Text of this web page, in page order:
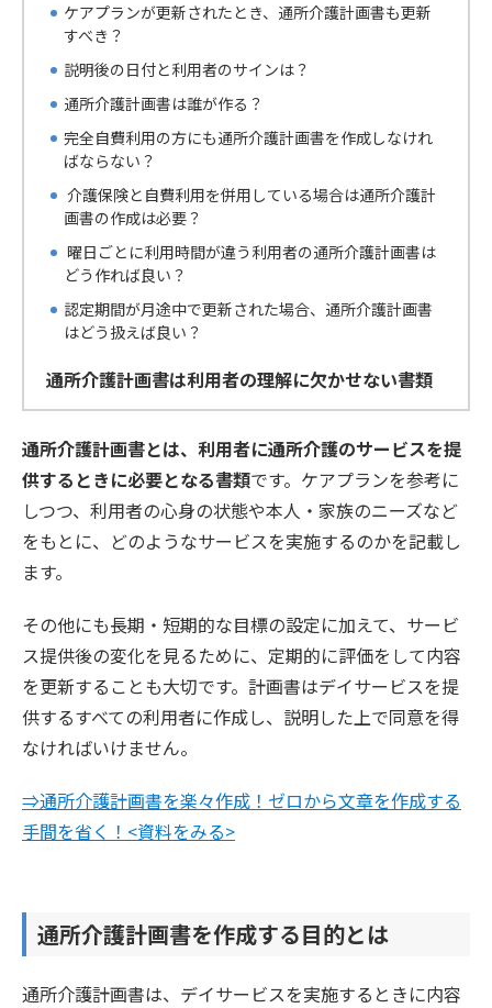
ケアプランが更新されたとき、通所介護計画書も更新
すべき？
説明後の日付と利用者のサインは？
通所介護計画書は誰が作る？
完全自費利用の方にも通所介護計画書を作成しなけれ
ばならない？
介護保険と自費利用を併用している場合は通所介護計
画書の作成は必要？
曜日ごとに利用時間が違う利用者の通所介護計画書は
どう作れば良い？
認定期間が月途中で更新された場合、通所介護計画書
はどう扱えば良い？
通所介護計画書は利用者の理解に欠かせない書類
通所介護計画書とは、利用者に通所介護のサービスを提
供するときに必要となる書類です。ケアプランを参考に
しつつ、利用者の心身の状態や本人・家族のニーズなど
をもとに、どのようなサービスを実施するのかを記載し
ます。
その他にも長期・短期的な目標の設定に加えて、サービ
ス提供後の変化を見るために、定期的に評価をして内容
を更新することも大切です。計画書はデイサービスを提
供するすべての利用者に作成し、説明した上で同意を得
なければいけません。
⇒通所介護計画書を楽々作成！ゼロから文章を作成する
手間を省く！<資料をみる>
通所介護計画書を作成する目的とは
通所介護計画書は、デイサービスを実施するときに内容